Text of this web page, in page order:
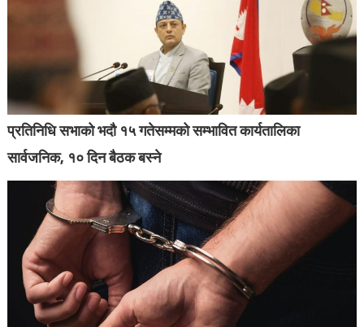
प्रतिनिधि सभाको भदौ १५ गतेसम्मको सम्भावित कार्यतालिका
सार्वजनिक, १० दिन बैठक बस्ने